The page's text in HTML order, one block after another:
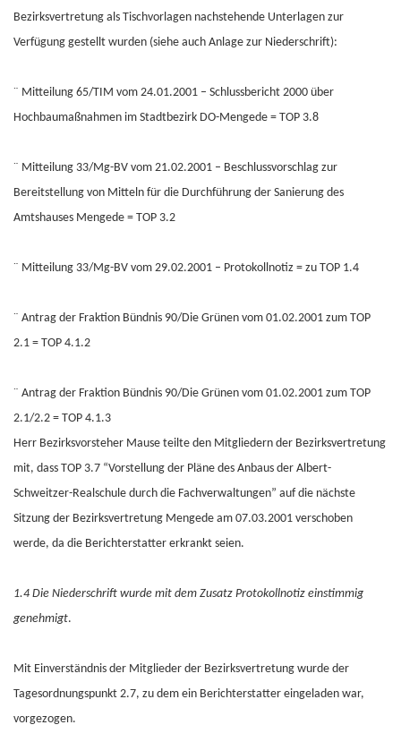
Bezirksvertretung als Tischvorlagen nachstehende Unterlagen zur
Verfügung gestellt wurden (siehe auch Anlage zur Niederschrift):
¨ Mitteilung 65/TIM vom 24.01.2001 – Schlussbericht 2000 über
Hochbaumaßnahmen im Stadtbezirk DO-Mengede = TOP 3.8
¨ Mitteilung 33/Mg-BV vom 21.02.2001 – Beschlussvorschlag zur
Bereitstellung von Mitteln für die Durchführung der Sanierung des
Amtshauses Mengede = TOP 3.2
¨ Mitteilung 33/Mg-BV vom 29.02.2001 – Protokollnotiz = zu TOP 1.4
¨ Antrag der Fraktion Bündnis 90/Die Grünen vom 01.02.2001 zum TOP
2.1 = TOP 4.1.2
¨ Antrag der Fraktion Bündnis 90/Die Grünen vom 01.02.2001 zum TOP
2.1/2.2 = TOP 4.1.3
Herr Bezirksvorsteher Mause teilte den Mitgliedern der Bezirksvertretung
mit, dass TOP 3.7 “Vorstellung der Pläne des Anbaus der Albert-
Schweitzer-Realschule durch die Fachverwaltungen” auf die nächste
Sitzung der Bezirksvertretung Mengede am 07.03.2001 verschoben
werde, da die Berichterstatter erkrankt seien.
1.4 Die Niederschrift wurde mit dem Zusatz Protokollnotiz einstimmig
genehmigt.
Mit Einverständnis der Mitglieder der Bezirksvertretung wurde der
Tagesordnungspunkt 2.7, zu dem ein Berichterstatter eingeladen war,
vorgezogen.